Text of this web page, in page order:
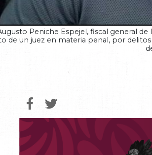
Peniche Espejel, fiscal general
de un juez en materia penal, por delitos